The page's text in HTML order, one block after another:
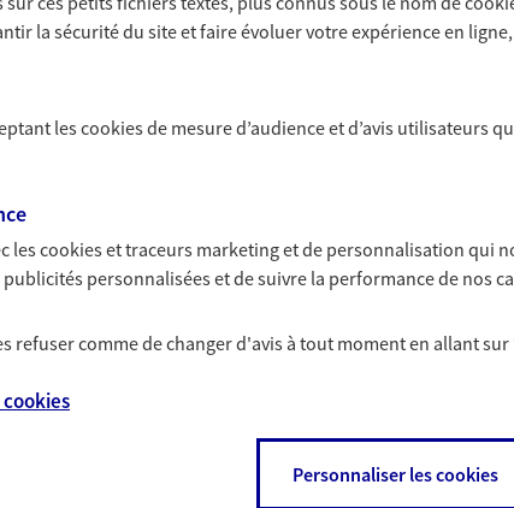
Epargne et Protection
NOUS CONTACTER
la sécurité du site et faire évoluer votre expérience en
lescookiesde mesure d’audience et d’avis utilisateurs
lescookies et traceurs marketing et de personnalisation qui
personnalisées et de suivre la performance de nos
refuser comme de changer d'avis à tout moment en allant sur
cookies
Personnaliser les cookies